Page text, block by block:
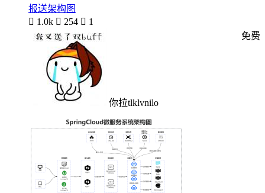
报送架构图
 1.0k  254  1
你拉tlklvnilo
免费